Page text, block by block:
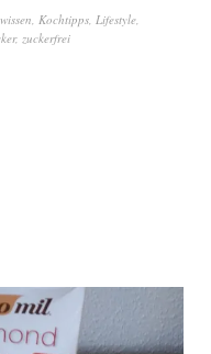
, Kochtipps, Lifestyle,
, zuckerfrei